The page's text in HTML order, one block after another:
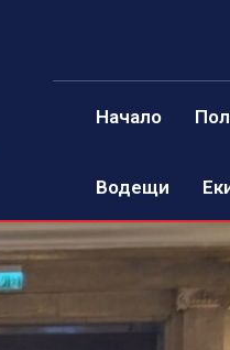
Начало
Водещи